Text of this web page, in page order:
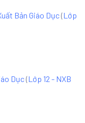
Bản Giáo Dục(Lớp
Dục(Lớp 12 - NXB